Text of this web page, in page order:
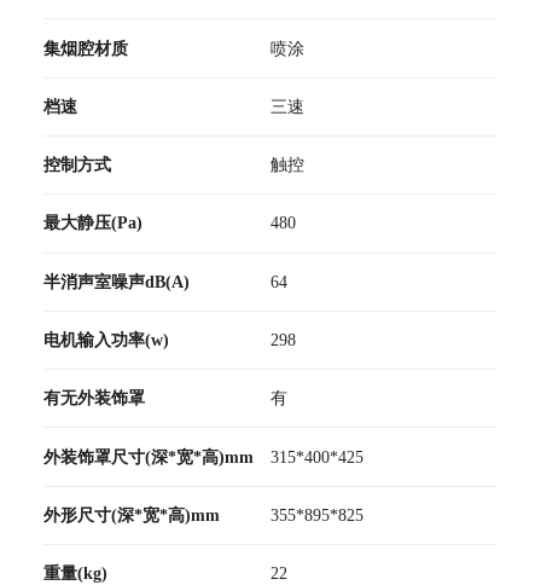
集烟腔材质 喷涂
档速 三速
控制方式 触控
最大静压(Pa) 480
半消声室噪声dB(A) 64
电机输入功率(w) 298
有无外装饰罩 有
外装饰罩尺寸(深*宽*高)mm 315*400*425
外形尺寸(深*宽*高)mm 355*895*825
重量(kg) 22